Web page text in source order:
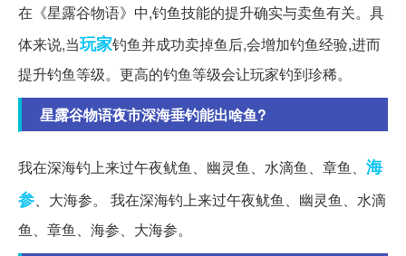
在《星露谷物语》中,钓鱼技能的提升确实与卖鱼有关。具
体来说,当玩家钓鱼并成功卖掉鱼后,会增加钓鱼经验,进而
提升钓鱼等级。更高的钓鱼等级会让玩家钓到珍稀。
星露谷物语夜市深海垂钓能出啥鱼?
我在深海钓上来过午夜鱿鱼、幽灵鱼、水滴鱼、章鱼、 海
参、大海参。 我在深海钓上来过午夜鱿鱼、幽灵鱼、水滴
鱼、章鱼、海参、大海参。